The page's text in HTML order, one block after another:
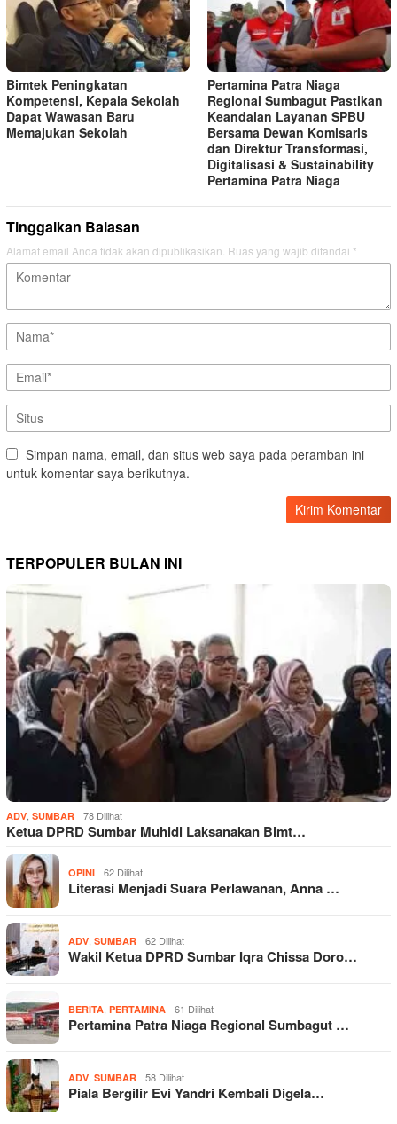
Bimtek Peningkatan
Kompetensi, Kepala Sekolah
Dapat Wawasan Baru
Memajukan Sekolah
Pertamina Patra Niaga
Regional Sumbagut Pastikan
Keandalan Layanan SPBU
Bersama Dewan Komisaris
dan Direktur Transformasi,
Digitalisasi & Sustainability
Pertamina Patra Niaga
Tinggalkan Balasan
Alamat email Anda tidak akan dipublikasikan. Ruas yang wajib ditandai *
Simpan nama, email, dan situs web saya pada peramban ini
untuk komentar saya berikutnya.
TERPOPULER BULAN INI
ADV, SUMBAR 78 Dilihat
Ketua DPRD Sumbar Muhidi Laksanakan Bimt…
OPINI 62 Dilihat
Literasi Menjadi Suara Perlawanan, Anna …
ADV, SUMBAR 62 Dilihat
Wakil Ketua DPRD Sumbar Iqra Chissa Doro…
BERITA, PERTAMINA 61 Dilihat
Pertamina Patra Niaga Regional Sumbagut …
ADV, SUMBAR 58 Dilihat
Piala Bergilir Evi Yandri Kembali Digela…